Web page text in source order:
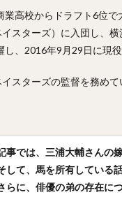
業高校からドラフト6位で
イスターズ）に入団し、
、2016年9月29日に現役
スターズの監督を務めて
事では、三浦大輔さんの
して、馬を所有している
らに、俳優の弟の存在に
さわしょうご）
もとしょうご）
ぶくろようすけ）
らふみかず）
栗山巧（
がわやすのぶ）
どうけんすけ）
・ボーロン）
クリス・ジ